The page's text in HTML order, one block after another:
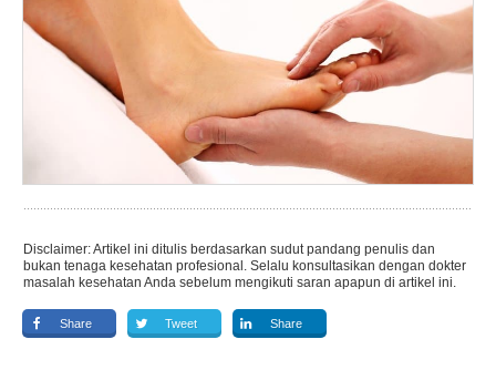
Disclaimer: Artikel ini ditulis berdasarkan sudut pandang penulis dan
bukan tenaga kesehatan profesional. Selalu konsultasikan dengan dokter
masalah kesehatan Anda sebelum mengikuti saran apapun di artikel ini.
Share Tweet Share